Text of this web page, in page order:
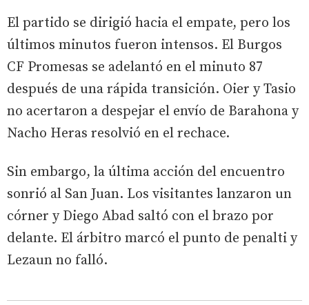
El partido se dirigió hacia el empate, pero los
últimos minutos fueron intensos. El Burgos
CF Promesas se adelantó en el minuto 87
después de una rápida transición. Oier y Tasio
no acertaron a despejar el envío de Barahona y
Nacho Heras resolvió en el rechace.
Sin embargo, la última acción del encuentro
sonrió al San Juan. Los visitantes lanzaron un
córner y Diego Abad saltó con el brazo por
delante. El árbitro marcó el punto de penalti y
Lezaun no falló.